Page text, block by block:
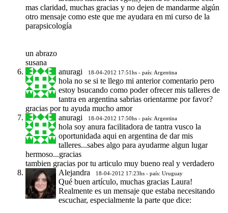
mas claridad, muchas gracias y no dejen de mandarme algún
otro mensaje como este que me ayudara en mi curso de la
parapsicología
un abrazo
susana
anuragi
18-04-2012 17:51hs - país: Argentina
hola no se si te llego mi anterior comentario pero
estoy bsucando como poder ofrecer mis talleres de
tantra en argentina sabrias orientarme por favor?
gracias por tu ayuda mucho amor
anuragi
18-04-2012 17:50hs - país: Argentina
hola soy anura facilitadora de tantra vusco la
oportunidada aqui en argentina de dar mis
talleres...sabes algo para ayudarme algun lugar
hermoso...gracias
tambien gracias por tu articulo muy bueno real y verdadero
Alejandra
18-04-2012 17:23hs - país: Uruguay
Qué buen artículo, muchas gracias Laura!
Realmente es un mensaje que estaba necesitando
escuchar, especialmente la parte que dice: